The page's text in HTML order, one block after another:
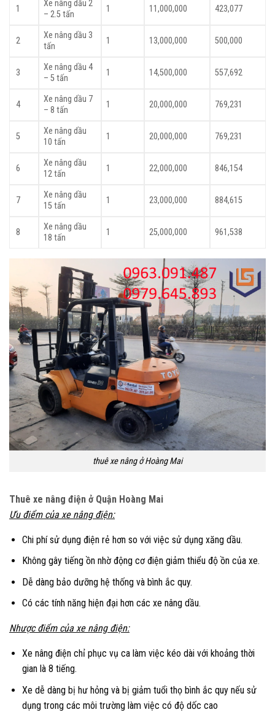
1
Xe nâng dầu 2
– 2.5 tấn
1 11,000,000 423,077
2
Xe nâng dầu 3
tấn
1 13,000,000 500,000
3
Xe nâng dầu 4
– 5 tấn
1 14,500,000 557,692
4
Xe nâng dầu 7
– 8 tấn
1 20,000,000 769,231
5
Xe nâng dầu
10 tấn
1 20,000,000 769,231
6
Xe nâng dầu
12 tấn
1 22,000,000 846,154
7
Xe nâng dầu
15 tấn
1 23,000,000 884,615
8
Xe nâng dầu
18 tấn
1 25,000,000 961,538
thuê xe nâng ở Hoàng Mai
Thuê xe nâng điện ở Quận Hoàng Mai
Ưu điểm của xe nângđiện:
Chi phí sử dụng điện rẻ hơn so với việc sử dụng xăng dầu.
Không gây tiếng ồn nhờ động cơ điện giảm thiểu độ ồn của xe.
Dễ dàng bảo dưỡng hệ thống và bình ắc quy.
Có các tính năng hiện đại hơn các xe nâng dầu.
Nhược điểm của xe nâng điện:
Xe nâng điện chỉ phục vụ ca làm việc kéo dài với khoảng thời
gian là 8 tiếng.
Xe dễ dàng bị hư hỏng và bị giảm tuổi thọ bình ắc quy nếu sử
dụng trong các môi trường làm việc có độ dốc cao